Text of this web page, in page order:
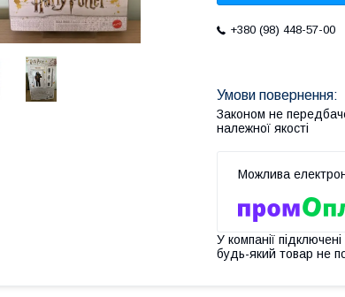
+380 (98) 448-57-00
Законом не
належної якості
У компанії
будь-який товар не